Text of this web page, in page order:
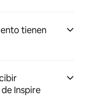
tienen
Inspire